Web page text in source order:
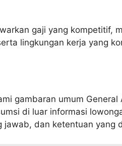
gaji yang kompetitif,
lingkungan kerja yang
gambaran umum General
di luar informasi
jawab, dan ketentuan yang